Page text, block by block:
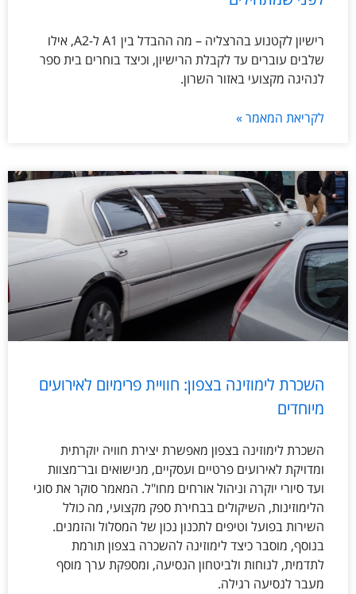
רישיון לקטנוע בהרצליה – מה ההבדל בין A1 ל-A2, אילו
שלבים עוברים עד לקבלת הרישיון, וכיצד בוחרים בית ספר
לנהיגה מקצועי באזור השרון.
לקריאת המאמר »
השכרת לימוזינה בצפון: חוויית פרימיום לאירועים
מיוחדים
השכרת לימוזינה בצפון מאפשרת יצירת חוויה יוקרתית
ומדויקת לאירועים פרטיים ועסקיים, מנישואים ובר־מצוות
ועד סיורי יוקרה וניהול אורחים מחו"ל. המאמר סוקר את סוגי
הלימוזינות, השיקולים בבחירת ספק מקצועי, מה כולל
השירות בפועל וטיפים לתכנון נכון של המסלול והזמנים.
בנוסף, מוסבר כיצד לימוזינה להשכרה בצפון תורמת
לתדמית, לנוחות ולביטחון הנסיעה, ומספקת ערך מוסף
מעבר לנסיעה רגילה.